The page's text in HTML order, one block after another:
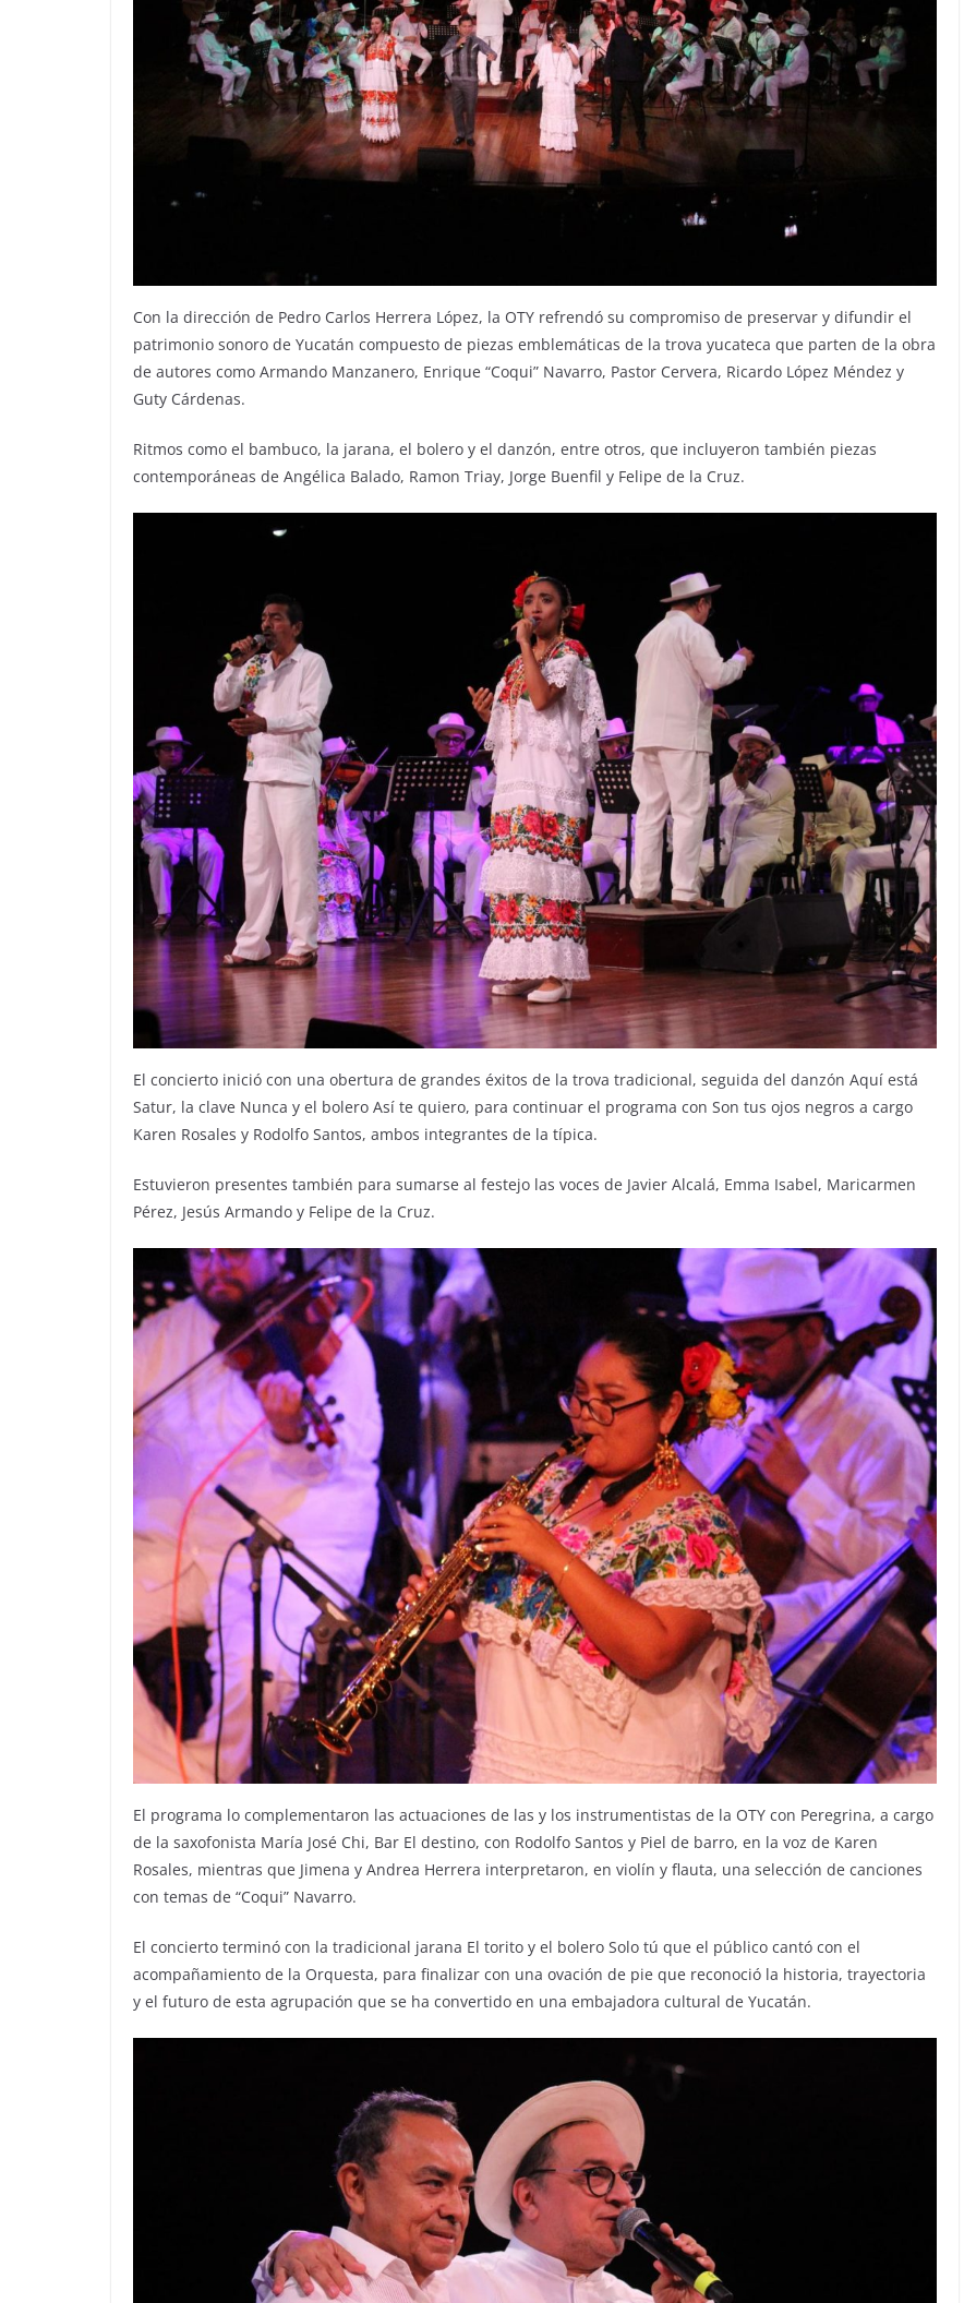
Con la dirección de Pedro Carlos Herrera López, la OTY refrendó su compromiso de preservar y difundir el
patrimonio sonoro de Yucatán compuesto de piezas emblemáticas de la trova yucateca que parten de la obra
de autores como Armando Manzanero, Enrique “Coqui” Navarro, Pastor Cervera, Ricardo López Méndez y
Guty Cárdenas.
Ritmos como el bambuco, la jarana, el bolero y el danzón, entre otros, que incluyeron también piezas
contemporáneas de Angélica Balado, Ramon Triay, Jorge Buenfil y Felipe de la Cruz.
El concierto inició con una obertura de grandes éxitos de la trova tradicional, seguida del danzón Aquí está
Satur, la clave Nunca y el bolero Así te quiero, para continuar el programa con Son tus ojos negros a cargo
Karen Rosales y Rodolfo Santos, ambos integrantes de la típica.
Estuvieron presentes también para sumarse al festejo las voces de Javier Alcalá, Emma Isabel, Maricarmen
Pérez, Jesús Armando y Felipe de la Cruz.
El programa lo complementaron las actuaciones de las y los instrumentistas de la OTY con Peregrina, a cargo
de la saxofonista María José Chi, Bar El destino, con Rodolfo Santos y Piel de barro, en la voz de Karen
Rosales, mientras que Jimena y Andrea Herrera interpretaron, en violín y flauta, una selección de canciones
con temas de “Coqui” Navarro.
El concierto terminó con la tradicional jarana El torito y el bolero Solo tú que el público cantó con el
acompañamiento de la Orquesta, para finalizar con una ovación de pie que reconoció la historia, trayectoria
y el futuro de esta agrupación que se ha convertido en una embajadora cultural de Yucatán.